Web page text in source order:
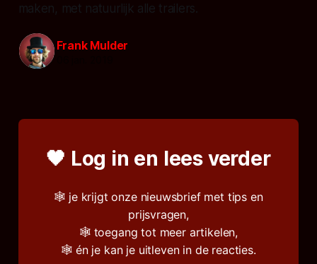
maken, met natuurlijk alle trailers.
Frank Mulder
🖤 Log in en lees verder
🕸️ je krijgt onze nieuwsbrief met tips en
prijsvragen,
🕸️ toegang tot meer artikelen,
🕸️ én je kan je uitleven in de reacties.